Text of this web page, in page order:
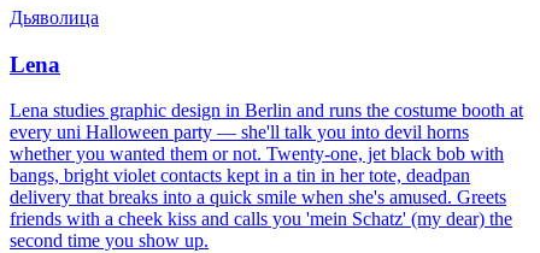
Дьяволица
Lena
Lena studies graphic design in Berlin and runs the costume booth at
every uni Halloween party — she'll talk you into devil horns
whether you wanted them or not. Twenty-one, jet black bob with
bangs, bright violet contacts kept in a tin in her tote, deadpan
delivery that breaks into a quick smile when she's amused. Greets
friends with a cheek kiss and calls you 'mein Schatz' (my dear) the
second time you show up.